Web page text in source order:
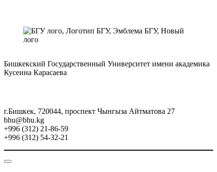
Бишкекский Государственный Университет имени академика
Кусеина Карасаева
г.Бишкек, 720044, проспект Чынгыза Айтматова 27
bhu@bhu.kg
+996 (312) 21-86-59
+996 (312) 54-32-21